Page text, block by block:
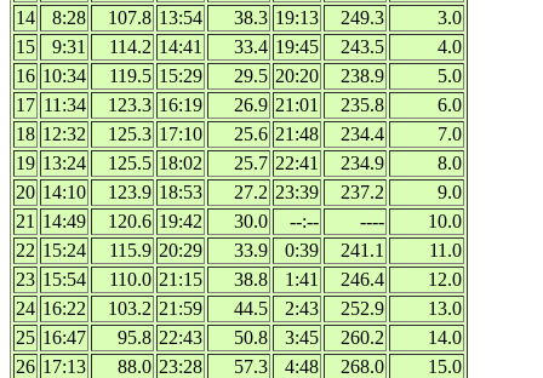
14
8:28 107.8 13:54 38.3 19:13 249.3
3.0
15
9:31 114.2 14:41 33.4 19:45 243.5
4.0
16 10:34 119.5 15:29 29.5 20:20 238.9
5.0
17 11:34 123.3 16:19 26.9 21:01 235.8
6.0
18 12:32 125.3 17:10 25.6 21:48 234.4
7.0
19 13:24 125.5 18:02 25.7 22:41 234.9
8.0
20 14:10 123.9 18:53 27.2 23:39 237.2
9.0
21 14:49 120.6 19:42 30.0 --:-- ----
10.0
22 15:24 115.9 20:29 33.9 0:39 241.1
11.0
23 15:54 110.0 21:15 38.8 1:41 246.4
12.0
24 16:22 103.2 21:59 44.5 2:43 252.9
13.0
25 16:47 95.8 22:43 50.8 3:45 260.2
14.0
26 17:13 88.0 23:28 57.3 4:48 268.0
15.0